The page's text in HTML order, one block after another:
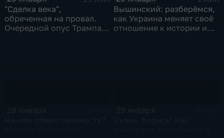
"Сделка века",
обреченная на провал.
Очередной опус Трампа.
Вышинский: разберёмся,
как Украина меняет своё
отношение к истории и